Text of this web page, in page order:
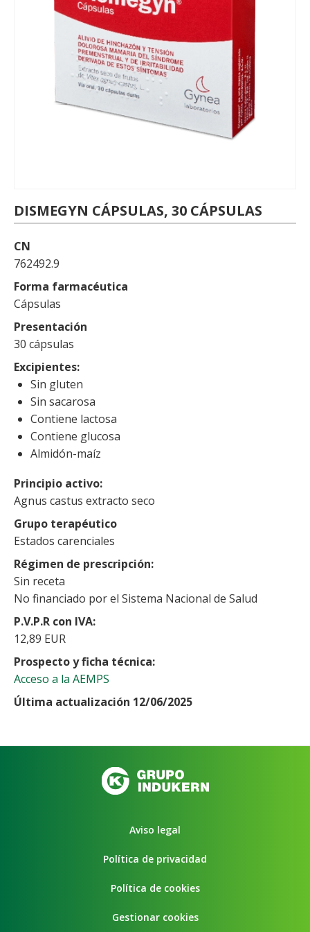
DISMEGYN CÁPSULAS, 30 CÁPSULAS
CN
762492.9
Forma farmacéutica
Cápsulas
Presentación
30 cápsulas
Excipientes
Sin gluten
Sin sacarosa
Contiene lactosa
Contiene glucosa
Almidón-maíz
Principio activo
Agnus castus extracto seco
Grupo terapéutico
Estados carenciales
Régimen de prescripción
Sin receta
No financiado por el Sistema Nacional de Salud
P.V.P.R con IVA
12,89 EUR
Prospecto y ficha técnica
Acceso a la AEMPS
Última actualización 12/06/2025
Aviso legal
Política de privacidad
Política de cookies
Gestionar cookies